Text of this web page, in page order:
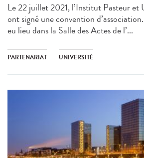
Le 22 juillet 2021, l’Institut Pasteur et
ont signé une convention
eu lieu dans la Salle des Actes de l’...
PARTENARIAT UNIVERSITÉ